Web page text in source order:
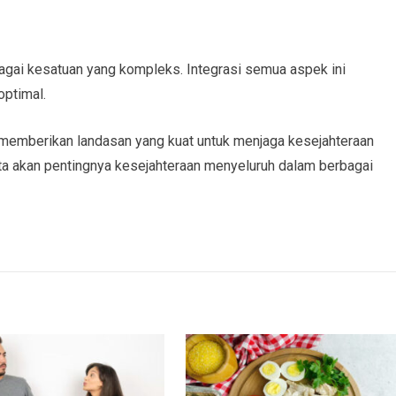
kesatuan yang kompleks. Integrasi semua aspek ini
landasan yang kuat untuk menjaga kesejahteraan
pentingnya kesejahteraan menyeluruh dalam berbagai